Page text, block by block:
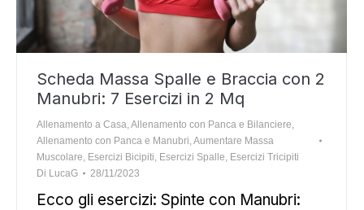
Scheda Massa Spalle e Braccia con 2
Manubri: 7 Esercizi in 2 Mq
Allenamento a Casa Allenamento con Panca e Bilanciere
Allenamento con Panca e Manubri Aumentare Massa
Muscolare Esercizi Bicipiti Esercizi Spalle Esercizi Tricipiti
Di LucaG 28/11/2023
Ecco gli esercizi: Spinte con Manubri: